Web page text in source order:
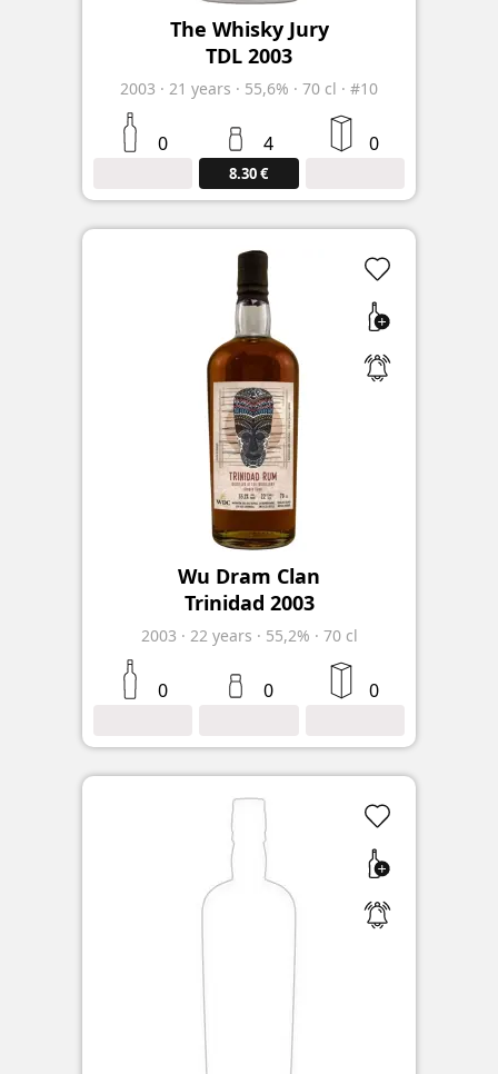
The Whisky Jury
TDL 2003
2003 · 21 years · 55,6% · 70 cl · #10
0 4
8.30 €
0
Wu Dram Clan
Trinidad 2003
2003 · 22 years · 55,2% · 70 cl
0 0 0